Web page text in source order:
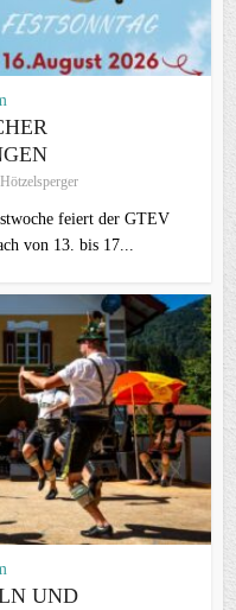
feiert der GTEV
von 13. bis 17...
UND